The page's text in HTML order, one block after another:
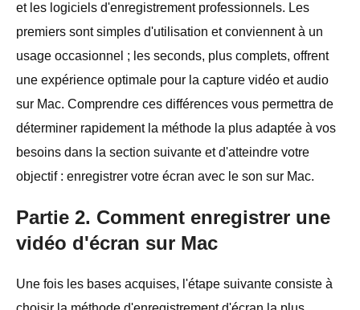
et les logiciels d'enregistrement professionnels. Les
premiers sont simples d'utilisation et conviennent à un
usage occasionnel ; les seconds, plus complets, offrent
une expérience optimale pour la capture vidéo et audio
sur Mac. Comprendre ces différences vous permettra de
déterminer rapidement la méthode la plus adaptée à vos
besoins dans la section suivante et d'atteindre votre
objectif : enregistrer votre écran avec le son sur Mac.
Partie 2. Comment enregistrer une
vidéo d'écran sur Mac
Une fois les bases acquises, l'étape suivante consiste à